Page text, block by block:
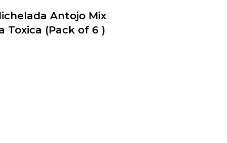
Antojo Mix
Toxica (Pack of 6 )